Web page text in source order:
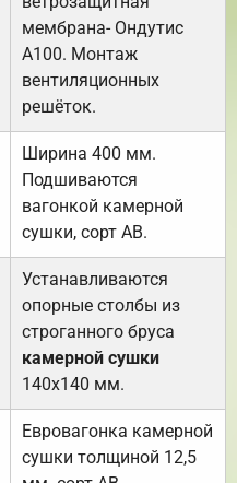
мембрана- Ондутис
А100. Монтаж
вентиляционных
решёток.
Ширина 400 мм.
Подшиваются
вагонкой камерной
сушки, сорт АВ.
Устанавливаются
опорные столбы из
строганного бруса
камерной сушки
140х140 мм.
Евровагонка камерной
сушки толщиной 12,5